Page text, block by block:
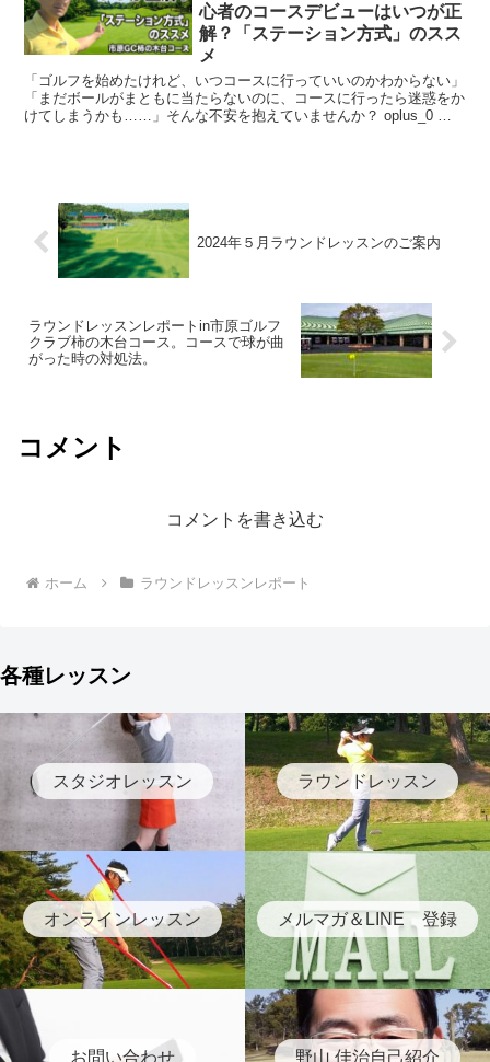
心者のコースデビューはいつが正
解？「ステーション方式」のスス
メ
「ゴルフを始めたけれど、いつコースに行っていいのかわからない」
「まだボールがまともに当たらないのに、コースに行ったら迷惑をか
けてしまうかも……」そんな不安を抱えていませんか？ oplus_0 テ
2024年５月ラウンドレッスンのご案内
ラウンドレッスンレポートin市原ゴルフ
クラブ柿の木台コース。コースで球が曲
がった時の対処法。
コメント
コメントを書き込む
ホーム ラウンドレッスンレポート
各種レッスン
スタジオレッスン ラウンドレッスン
オンラインレッスン メルマガ＆LINE 登録
お問い合わせ 野山 佳治自己紹介